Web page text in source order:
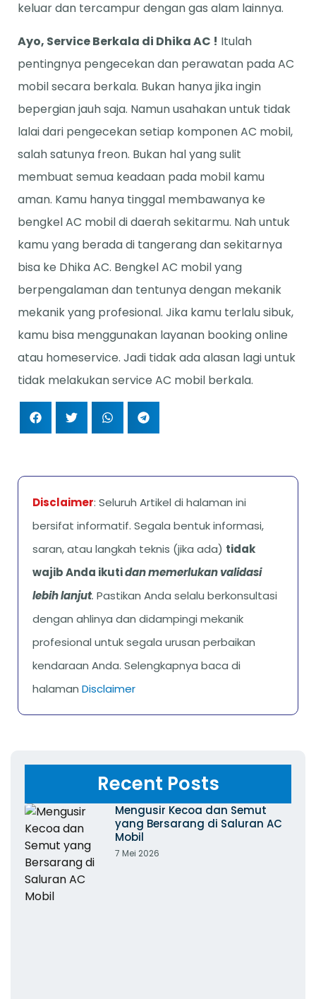
keluar dan tercampur dengan gas alam lainnya.
Ayo, Service Berkala di Dhika AC ! Itulah
pentingnya pengecekan dan perawatan pada AC
mobil secara berkala. Bukan hanya jika ingin
bepergian jauh saja. Namun usahakan untuk tidak
lalai dari pengecekan setiap komponen AC mobil,
salah satunya freon. Bukan hal yang sulit
membuat semua keadaan pada mobil kamu
aman. Kamu hanya tinggal membawanya ke
bengkel AC mobil di daerah sekitarmu. Nah untuk
kamu yang berada di tangerang dan sekitarnya
bisa ke Dhika AC. Bengkel AC mobil yang
berpengalaman dan tentunya dengan mekanik
mekanik yang profesional. Jika kamu terlalu sibuk,
kamu bisa menggunakan layanan booking online
atau homeservice. Jadi tidak ada alasan lagi untuk
tidak melakukan service AC mobil berkala.
Disclaimer: Seluruh Artikel di halaman ini
bersifat informatif. Segala bentuk informasi,
saran, atau langkah teknis (jika ada) tidak
wajib Anda ikutidan memerlukan validasi
lebih lanjut. Pastikan Anda selalu berkonsultasi
dengan ahlinya dan didampingi mekanik
profesional untuk segala urusan perbaikan
kendaraan Anda. Selengkapnya baca di
halaman Disclaimer
Recent Posts
Mengusir Kecoa dan Semut
yang Bersarang di Saluran AC
Mobil
7 Mei 2026